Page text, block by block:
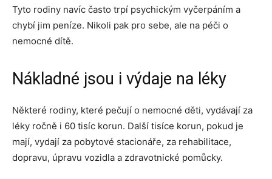
Tyto rodiny navíc často trpí psychickým vyčerpáním a
chybí jim peníze. Nikoli pak pro sebe, ale na péči o
nemocné dítě.
Nákladné jsou i výdaje na léky
Některé rodiny, které pečují o nemocné děti, vydávají za
léky ročně i 60 tisíc korun. Další tisíce korun, pokud je
mají, vydají za pobytové stacionáře, za rehabilitace,
dopravu, úpravu vozidla a zdravotnické pomůcky.